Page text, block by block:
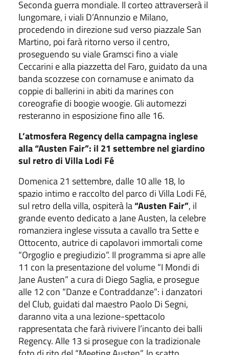
Seconda guerra mondiale. Il corteo attraverserà il
lungomare, i viali D’Annunzio e Milano,
procedendo in direzione sud verso piazzale San
Martino, poi farà ritorno verso il centro,
proseguendo su viale Gramsci fino a viale
Ceccarini e alla piazzetta del Faro, guidato da una
banda scozzese con cornamuse e animato da
coppie di ballerini in abiti da marines con
coreografie di boogie woogie. Gli automezzi
resteranno in esposizione fino alle 16.
L’atmosfera Regency della campagna inglese
alla “Austen Fair”: il 21 settembre nel giardino
sul retro di Villa Lodi Fé
Domenica 21 settembre, dalle 10 alle 18, lo
spazio intimo e raccolto del parco di Villa Lodi Fé,
sul retro della villa, ospiterà la“Austen Fair”, il
grande evento dedicato a Jane Austen, la celebre
romanziera inglese vissuta a cavallo tra Sette e
Ottocento, autrice di capolavori immortali come
“Orgoglio e pregiudizio”. Il programma si apre alle
11 con la presentazione del volume “I Mondi di
Jane Austen” a cura di Diego Saglia, e prosegue
alle 12 con “Danze e Contraddanze”: i danzatori
del Club, guidati dal maestro Paolo Di Segni,
daranno vita a una lezione-spettacolo
rappresentata che farà rivivere l’incanto dei balli
Regency. Alle 13 si prosegue con la tradizionale